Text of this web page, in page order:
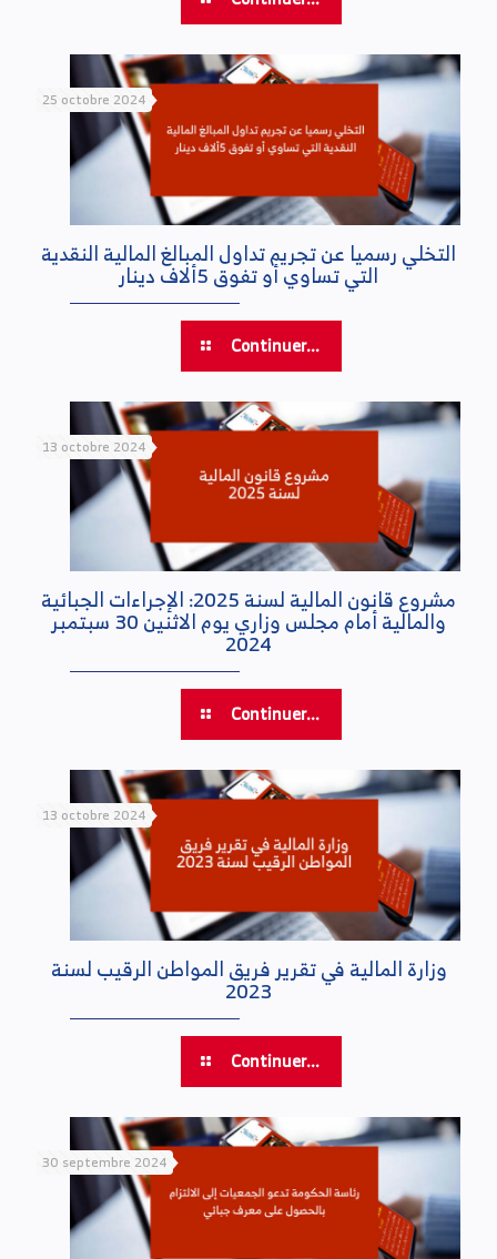
25 octobre 2024
التخلي رسميا عن تجريم تداول المبالغ المالية النقدية
التي تساوي أو تفوق 5ألاف دينار
Continuer...
13 octobre 2024
مشروع قانون المالية لسنة 2025: الإجراءات الجبائية
والمالية أمام مجلس وزاري يوم الاثنين 30 سبتمبر
2024
Continuer...
13 octobre 2024
وزارة المالية في تقرير فريق المواطن الرقيب لسنة
2023
Continuer...
30 septembre 2024